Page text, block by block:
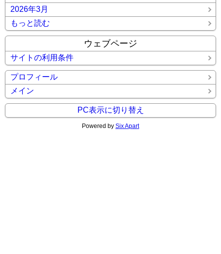
2026年3月
もっと読む
ウェブページ
サイトの利用条件
プロフィール
メイン
PC表示に切り替え
Powered by Six Apart